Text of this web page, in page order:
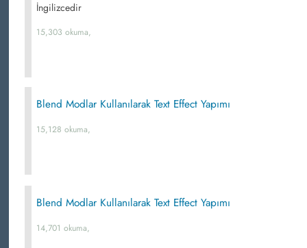
İngilizcedir
15,303 okuma,
Blend Modlar Kullanılarak Text Effect Yapımı
15,128 okuma,
Blend Modlar Kullanılarak Text Effect Yapımı
14,701 okuma,